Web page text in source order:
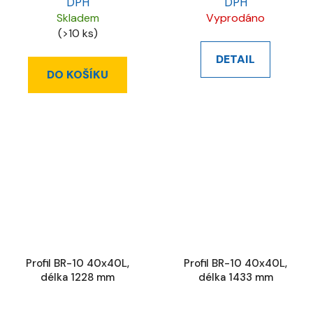
Skladem
(>10 ks)
DO KOŠÍKU
Vyprodáno
DETAIL
Profil BR-10 40x40L,
délka 1228 mm
Profil BR-10 40x40L,
délka 1433 mm